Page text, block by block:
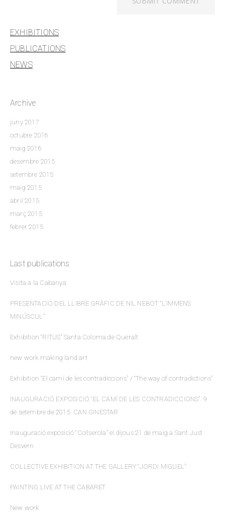
EXHIBITIONS
PUBLICATIONS
NEWS
Archive
juny 2017
octubre 2016
maig 2016
desembre 2015
setembre 2015
maig 2015
abril 2015
març 2015
febrer 2015
Last publications
Visita a la Cabanya
PRESENTACIÓ DEL LLIBRE GRÀFIC DE NIL NEBOT “L’IMMENS
MINÚSCUL”
Exhibition “RITUS” Santa Coloma de Queralt
new work making land art
Exhibition “El camí de les contradiccions” / “The way of contradictions”
INAUGURACIÓ EXPOSICIÓ “EL CAMÍ DE LES CONTRADICCIONS”. 9
de setembre de 2015. CAN GINESTAR
Inauguració exposició “Collserola” el dijous 21 de maig a Sant Just
Desvern
COLLECTIVE EXHIBITION AT THE GALLERY “JORDI MIGUEL”
PAINTING LIVE AT THE CABARET
New work